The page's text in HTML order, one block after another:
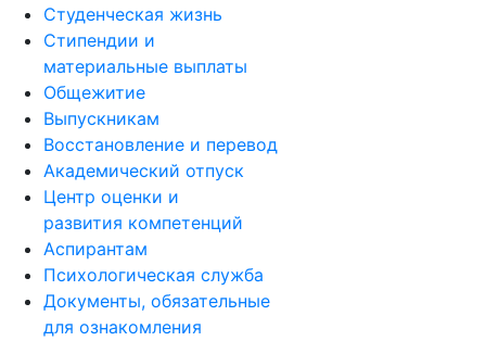
Студенческая жизнь
Стипендии и
материальные выплаты
Общежитие
Выпускникам
Восстановление и перевод
Академический отпуск
Центр оценки и
развития компетенций
Аспирантам
Психологическая служба
Документы, обязательные
для ознакомления